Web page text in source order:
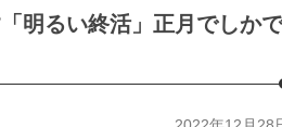
明るい終活」正月でしかで